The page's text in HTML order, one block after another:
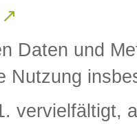
↗
Daten und
Nutzung
vervielfältigt,